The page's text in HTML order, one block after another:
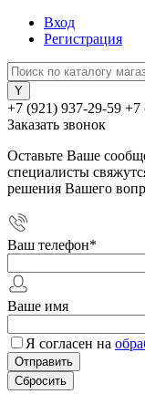
Вход
Регистрация
+7 (921) 937-29-59 +7
Заказать звонок
Оставьте Ваше
специалисты
решения Вашего
Ваш телефон*
Ваше имя
Я согласен на